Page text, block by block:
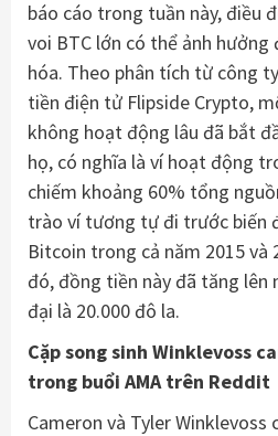
báo cáo trong tuần này, điều
voi BTC lớn có thể ảnh
hóa. Theo phân tích từ công
tiền điện tử Flipside Crypto,
không hoạt động lâu đã bắt
họ, có nghĩa là ví hoạt động
chiếm khoảng 60% tổng
trào ví tương tự đi trước biến
Bitcoin trong cả năm 2015 và
đó, đồng tiền này đã tăng
đại là 20.000 đô la.
Cặp song sinh Winklevoss
trong buổi AMA trên Reddit
Cameron và Tyler